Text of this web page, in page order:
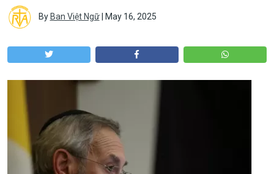
By Ban Việt Ngữ| May 16, 2025